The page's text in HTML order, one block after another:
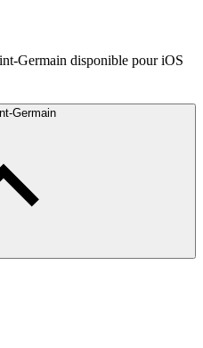
Germain disponible pour iOS
Germain